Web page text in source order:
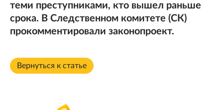
теми преступниками, кто вышел раньше
срока. В Следственном комитете (СК)
прокомментировали законопроект.
Вернуться к статье